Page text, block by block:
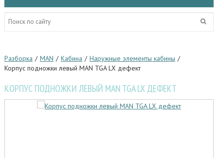
Разборка / MAN / Кабина / Наружные элементы кабины /
Корпус подножки левый MAN TGA LX дефект
КОРПУС ПОДНОЖКИ ЛЕВЫЙ MAN TGA LX ДЕФЕКТ